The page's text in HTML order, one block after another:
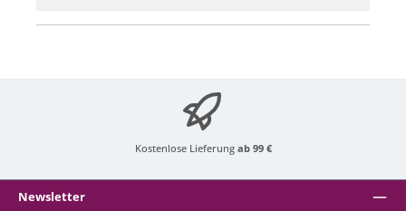
Kostenlose Lieferung ab 99 €
Newsletter